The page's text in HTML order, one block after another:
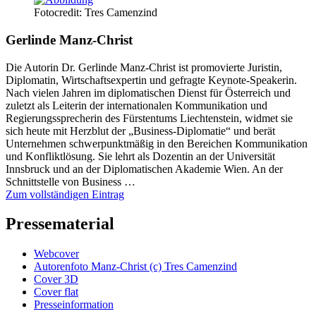
Fotocredit: Tres Camenzind
Gerlinde Manz-Christ
Die Autorin Dr. Gerlinde Manz-Christ ist promovierte Juristin,
Diplomatin, Wirtschaftsexpertin und gefragte Keynote-Speakerin.
Nach vielen Jahren im diplomatischen Dienst für Österreich und
zuletzt als Leiterin der internationalen Kommunikation und
Regierungssprecherin des Fürstentums Liechtenstein, widmet sie
sich heute mit Herzblut der „Business-Diplomatie“ und berät
Unternehmen schwerpunktmäßig in den Bereichen Kommunikation
und Konfliktlösung. Sie lehrt als Dozentin an der Universität
Innsbruck und an der Diplomatischen Akademie Wien. An der
Schnittstelle von Business …
Zum vollständigen Eintrag
Pressematerial
Webcover
Autorenfoto Manz-Christ (c) Tres Camenzind
Cover 3D
Cover flat
Presseinformation